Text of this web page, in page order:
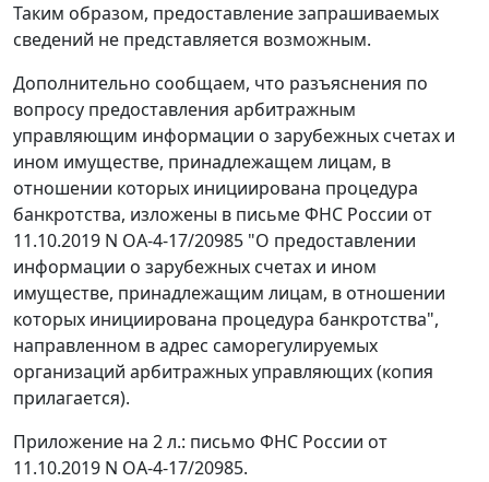
Таким образом, предоставление запрашиваемых
сведений не представляется возможным.
Дополнительно сообщаем, что разъяснения по
вопросу предоставления арбитражным
управляющим информации о зарубежных счетах и
ином имуществе, принадлежащем лицам, в
отношении которых инициирована процедура
банкротства, изложены в письме ФНС России от
11.10.2019 N ОА-4-17/20985 "О предоставлении
информации о зарубежных счетах и ином
имуществе, принадлежащим лицам, в отношении
которых инициирована процедура банкротства",
направленном в адрес саморегулируемых
организаций арбитражных управляющих (копия
прилагается).
Приложение на 2 л.: письмо ФНС России от
11.10.2019 N ОА-4-17/20985.